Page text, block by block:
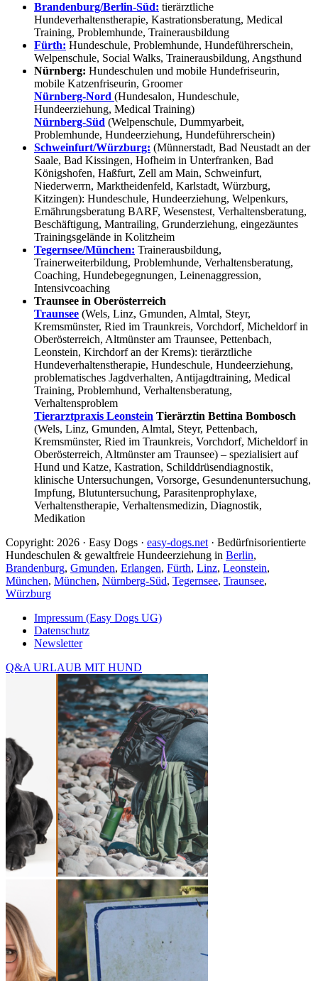
Brandenburg/Berlin-Süd: tierärztliche
Hundeverhaltenstherapie, Kastrationsberatung, Medical
Training, Problemhunde, Trainerausbildung
Fürth: Hundeschule, Problemhunde, Hundeführerschein,
Welpenschule, Social Walks, Trainerausbildung, Angsthund
Nürnberg: Hundeschulen und mobile Hundefriseurin,
mobile Katzenfriseurin, Groomer
Nürnberg-Nord (Hundesalon, Hundeschule,
Hundeerziehung, Medical Training)
Nürnberg-Süd (Welpenschule, Dummyarbeit,
Problemhunde, Hundeerziehung, Hundeführerschein)
Schweinfurt/Würzburg: (Münnerstadt, Bad Neustadt an der
Saale, Bad Kissingen, Hofheim in Unterfranken, Bad
Königshofen, Haßfurt, Zell am Main, Schweinfurt,
Niederwerrn, Marktheidenfeld, Karlstadt, Würzburg,
Kitzingen): Hundeschule, Hundeerziehung, Welpenkurs,
Ernährungsberatung BARF, Wesenstest, Verhaltensberatung,
Beschäftigung, Mantrailing, Grunderziehung, eingezäuntes
Trainingsgelände in Kolitzheim
Tegernsee/München: Trainerausbildung,
Trainerweiterbildung, Problemhunde, Verhaltensberatung,
Coaching, Hundebegegnungen, Leinenaggression,
Intensivcoaching
Traunsee in Oberösterreich
Traunsee (Wels, Linz, Gmunden, Almtal, Steyr,
Kremsmünster, Ried im Traunkreis, Vorchdorf, Micheldorf in
Oberösterreich, Altmünster am Traunsee, Pettenbach,
Leonstein, Kirchdorf an der Krems): tierärztliche
Hundeverhaltenstherapie, Hundeschule, Hundeerziehung,
problematisches Jagdverhalten, Antijagdtraining, Medical
Training, Problemhund, Verhaltensberatung,
Verhaltensproblem
Tierarztpraxis Leonstein Tierärztin Bettina Bombosch
(Wels, Linz, Gmunden, Almtal, Steyr, Pettenbach,
Kremsmünster, Ried im Traunkreis, Vorchdorf, Micheldorf in
Oberösterreich, Altmünster am Traunsee) – spezialisiert auf
Hund und Katze, Kastration, Schilddrüsendiagnostik,
klinische Untersuchungen, Vorsorge, Gesundenuntersuchung,
Impfung, Blutuntersuchung, Parasitenprophylaxe,
Verhaltenstherapie, Verhaltensmedizin, Diagnostik,
Medikation
Copyright: 2026 · Easy Dogs · easy-dogs.net · Bedürfnisorientierte
Hundeschulen & gewaltfreie Hundeerziehung in Berlin,
Brandenburg, Gmunden, Erlangen, Fürth, Linz, Leonstein,
München, München, Nürnberg-Süd, Tegernsee, Traunsee,
Würzburg
Impressum (Easy Dogs UG)
Datenschutz
Newsletter
Q&A URLAUB MIT HUND